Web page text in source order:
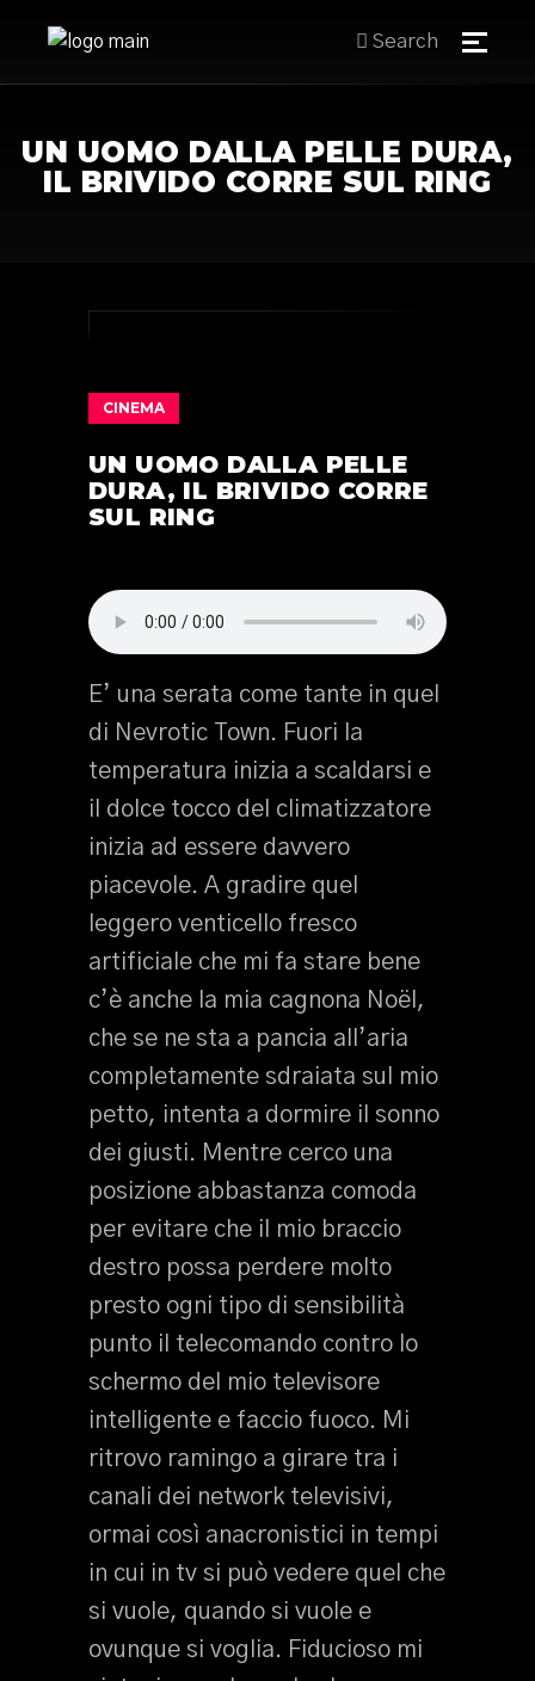
Search
UN UOMO DALLA PELLE DURA,
IL BRIVIDO CORRE SUL RING
CINEMA
UN UOMO DALLA PELLE
DURA, IL BRIVIDO CORRE
SUL RING
E’ una serata come tante in quel
di Nevrotic Town. Fuori la
temperatura inizia a scaldarsi e
il dolce tocco del climatizzatore
inizia ad essere davvero
piacevole. A gradire quel
leggero venticello fresco
artificiale che mi fa stare bene
c’è anche la mia cagnona Noël,
che se ne sta a pancia all’aria
completamente sdraiata sul mio
petto, intenta a dormire il sonno
dei giusti. Mentre cerco una
posizione abbastanza comoda
per evitare che il mio braccio
destro possa perdere molto
presto ogni tipo di sensibilità
punto il telecomando contro lo
schermo del mio televisore
intelligente e faccio fuoco. Mi
ritrovo ramingo a girare tra i
canali dei network televisivi,
ormai così anacronistici in tempi
in cui in tv si può vedere quel che
si vuole, quando si vuole e
ovunque si voglia. Fiducioso mi